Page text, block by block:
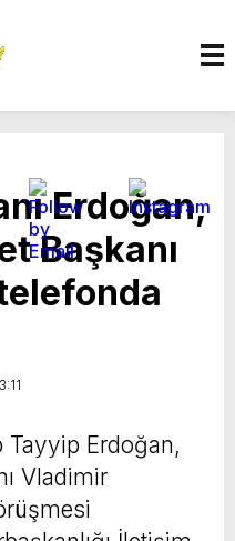
Erdoğan,
Başkanı
Tayyip Erdoğan,
Vladimir